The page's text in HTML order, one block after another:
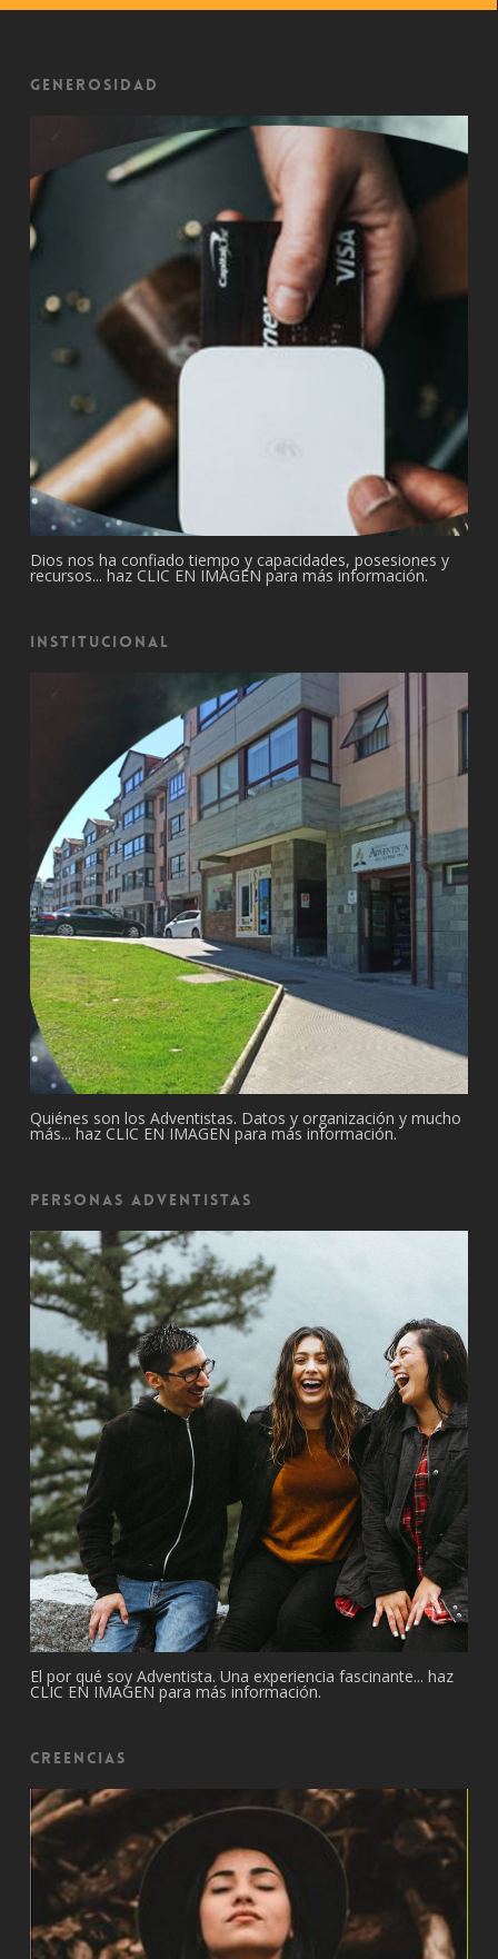
Generosidad
Dios nos ha confiado tiempo y capacidades, posesiones y
recursos... haz CLIC EN IMAGEN para más información.
Institucional
Quiénes son los Adventistas. Datos y organización y mucho
más... haz CLIC EN IMAGEN para más información.
Personas Adventistas
El por qué soy Adventista. Una experiencia fascinante... haz
CLIC EN IMAGEN para más información.
Creencias